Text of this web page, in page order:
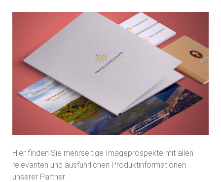
Hier finden Sie mehrseitige Imageprospekte mit allen
relevanten und ausführlichen Produktinformationen
unserer Partner.